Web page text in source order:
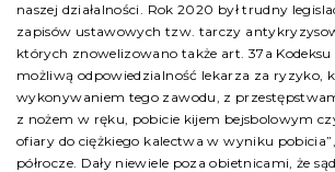
naszej działalności. Rok 2020 był trudny
zapisów ustawowych tzw. tarczy
których znowelizowano także art. 37a
możliwą odpowiedzialność lekarza za ryzyko,
wykonywaniem tego zawodu, z
z nożem w ręku, pobicie kijem bejsbolowym
ofiary do ciężkiego kalectwa w wyniku
półrocze. Dały niewiele poza obietnicami, że